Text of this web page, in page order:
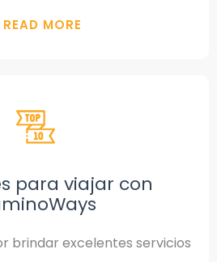
para viajar con
brindar excelentes servicios